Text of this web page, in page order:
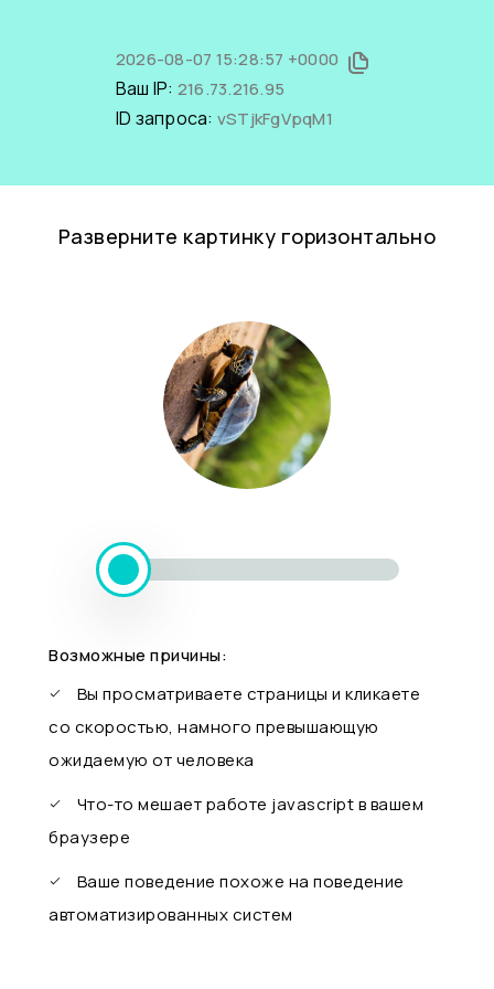
2026-08-07 15:28:57 +0000
Ваш IP: 216.73.216.95
ID запроса: vSTjkFgVpqM1
Разверните картинку горизонтально
Возможные причины:
Вы просматриваете страницы и кликаете
со скоростью, намного превышающую
ожидаемую от человека
Что-то мешает работе javascript в вашем
браузере
Ваше поведение похоже на поведение
автоматизированных систем